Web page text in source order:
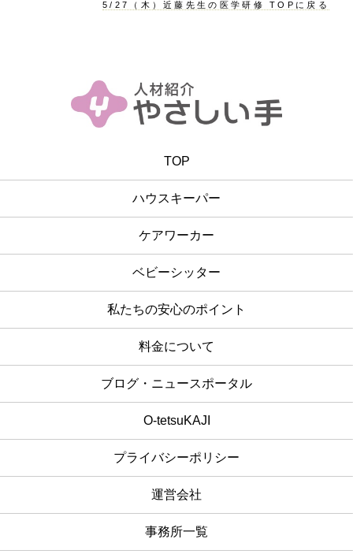
5/27（木）近藤先生の医学研修 TOPに戻る
TOP
ハウスキーパー
ケアワーカー
ベビーシッター
私たちの安心のポイント
料金について
ブログ・ニュースポータル
O-tetsuKAJI
プライバシーポリシー
運営会社
事務所一覧